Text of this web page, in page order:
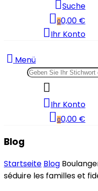
Suche
00,00 €
Ihr Konto
Menü
Ihr Konto
00,00 €
Blog
Startseite Blog
séduire les familles et